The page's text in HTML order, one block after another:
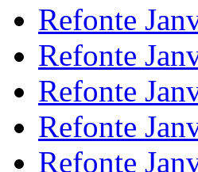
Refonte
Refonte
Refonte
Refonte
Refonte